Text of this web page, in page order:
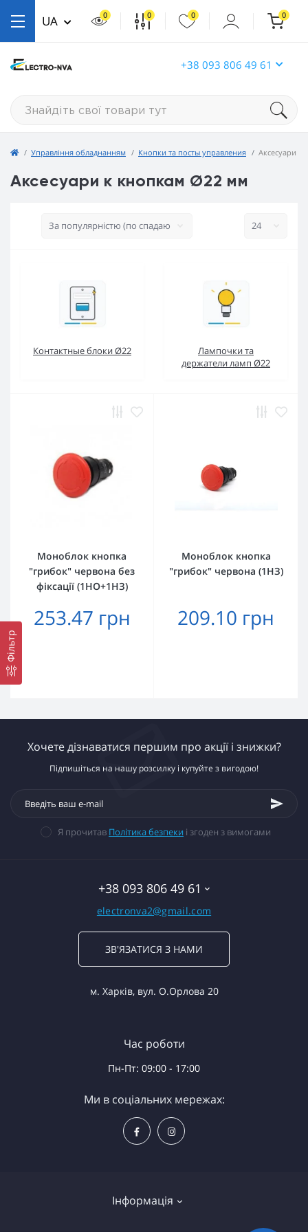
+38 093 806 49 61
UA 0 0 0 0
Управління обладнанням Кнопки та посты управления Аксесуари
Аксесуари к кнопкам Ø22 мм
Фільтр
Контактные блоки Ø22
Лампочки та
держатели ламп Ø22
Моноблок кнопка
"грибок" червона без
фіксації (1НО+1НЗ)
253.47 грн
Моноблок кнопка
"грибок" червона (1НЗ)
209.10 грн
Хочете дізнаватися першим про акції і знижки?
Підпишіться на нашу розсилку і купуйте з вигодою!
Я прочитав Політика безпеки і згоден з вимогами
+38 093 806 49 61
electronva2@gmail.com
ЗВ'ЯЗАТИСЯ З НАМИ
м. Харків, вул. О.Орлова 20
Інформація
Час роботи
Пн-Пт: 09:00 - 17:00
Ми в соціальних мережах: